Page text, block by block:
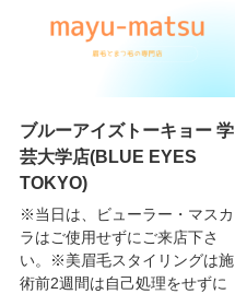
ブルーアイズトーキョー 学
芸大学店(BLUE EYES
TOKYO)
※当日は、ビューラー・マスカ
ラはご使用せずにご来店下さ
い。※美眉毛スタイリングは施
術前2週間は自己処理をせずに